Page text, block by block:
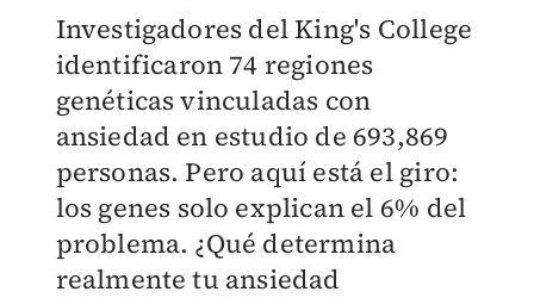
Investigadores del King's College
identificaron 74 regiones
genéticas vinculadas con
ansiedad en estudio de 693,869
personas. Pero aquí está el giro:
los genes solo explican el 6% del
problema. ¿Qué determina
realmente tu ansiedad